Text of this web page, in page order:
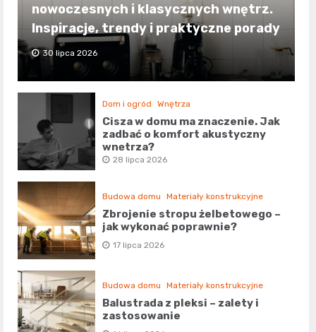
nowoczesnych i klasycznych wnętrz.
Inspiracje, trendy i praktyczne porady
30 lipca 2026
Dom i ogród Wnętrza
Cisza w domu ma znaczenie. Jak
zadbać o komfort akustyczny
wnętrza?
28 lipca 2026
Budowa domu Materiały konstrukcyjne
Zbrojenie stropu żelbetowego –
jak wykonać poprawnie?
17 lipca 2026
Budowa domu Materiały konstrukcyjne
Balustrada z pleksi – zalety i
zastosowanie